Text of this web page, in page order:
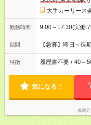
大手カーリース
勤務時間 9:00～17:30(実働
期間 【急募】即日～
特徴 履歴書不要 / 40～
気になる！
掲載